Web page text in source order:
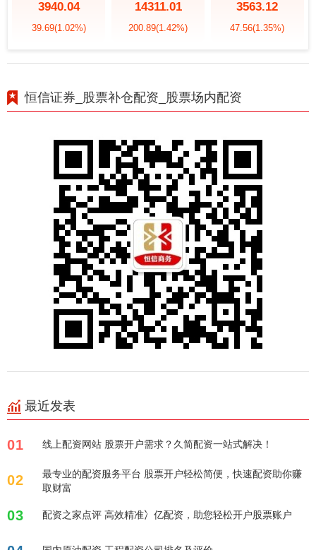
3940.04
39.69(1.02%)
14311.01
200.89(1.42%)
3563.12
47.56(1.35%)
恒信证券_股票补仓配资_股票场内配资
最近发表
01 线上配资网站 股票开户需求？久简配资一站式解决！
02
最专业的配资服务平台 股票开户轻松简便，快速配资助你赚
取财富
03 配资之家点评 高效精准冫亿配资，助您轻松开户股票账户